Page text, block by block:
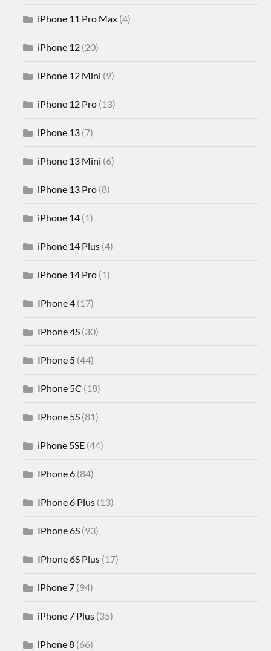
iPhone 11 Pro Max (4)
iPhone 12 (20)
iPhone 12 Mini (9)
iPhone 12 Pro (13)
iPhone 13 (7)
iPhone 13 Mini (6)
iPhone 13 Pro (8)
iPhone 14 (1)
iPhone 14 Plus (4)
iPhone 14 Pro (1)
IPhone 4 (17)
IPhone 4S (30)
IPhone 5 (44)
IPhone 5C (18)
IPhone 5S (81)
iPhone 5SE (44)
IPhone 6 (84)
IPhone 6 Plus (13)
IPhone 6S (93)
IPhone 6S Plus (17)
iPhone 7 (94)
iPhone 7 Plus (35)
iPhone 8 (66)